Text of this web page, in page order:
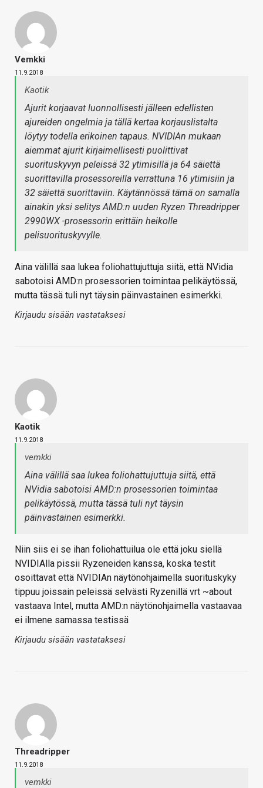
Vemkki
11.9.2018
Kaotik
Ajurit korjaavat luonnollisesti jälleen edellisten
ajureiden ongelmia ja tällä kertaa korjauslistalta
löytyy todella erikoinen tapaus. NVIDIAn mukaan
aiemmat ajurit kirjaimellisesti puolittivat
suorituskyvyn peleissä 32 ytimisillä ja 64 säiettä
suorittavilla prosessoreilla verrattuna 16 ytimisiin ja
32 säiettä suorittaviin. Käytännössä tämä on samalla
ainakin yksi selitys AMD:n uuden Ryzen Threadripper
2990WX -prosessorin erittäin heikolle
pelisuorituskyvylle.
Aina välillä saa lukea foliohattujuttuja siitä, että NVidia
sabotoisi AMD:n prosessorien toimintaa pelikäytössä,
mutta tässä tuli nyt täysin päinvastainen esimerkki.
Kirjaudu sisään vastataksesi
Kaotik
11.9.2018
vemkki
Aina välillä saa lukea foliohattujuttuja siitä, että
NVidia sabotoisi AMD:n prosessorien toimintaa
pelikäytössä, mutta tässä tuli nyt täysin
päinvastainen esimerkki.
Niin siis ei se ihan foliohattuilua ole että joku siellä
NVIDIAlla pissii Ryzeneiden kanssa, koska testit
osoittavat että NVIDIAn näytönohjaimella suorituskyky
tippuu joissain peleissä selvästi Ryzenillä vrt ~about
vastaava Intel, mutta AMD:n näytönohjaimella vastaavaa
ei ilmene samassa testissä
Kirjaudu sisään vastataksesi
Threadripper
11.9.2018
vemkki